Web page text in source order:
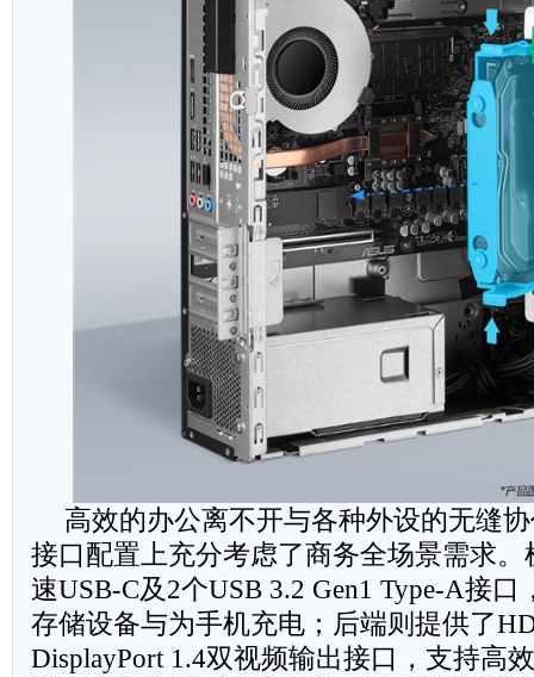
高效的办公离不开与各种外设的无缝
接口配置上充分考虑了商务全场景需求
速USB-C及2个USB 3.2 Gen1 Type-A接
存储设备与为手机充电；后端则提供了
DisplayPort 1.4双视频输出接口，支持高